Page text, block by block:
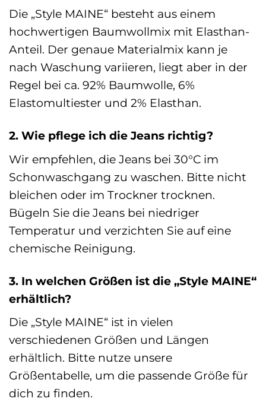
Die „Style MAINE“ besteht aus einem
hochwertigen Baumwollmix mit Elasthan-
Anteil. Der genaue Materialmix kann je
nach Waschung variieren, liegt aber in der
Regel bei ca. 92% Baumwolle, 6%
Elastomultiester und 2% Elasthan.
2. Wie pflege ich die Jeans richtig?
Wir empfehlen, die Jeans bei 30°C im
Schonwaschgang zu waschen. Bitte nicht
bleichen oder im Trockner trocknen.
Bügeln Sie die Jeans bei niedriger
Temperatur und verzichten Sie auf eine
chemische Reinigung.
3. In welchen Größen ist die „Style MAINE“
erhältlich?
Die „Style MAINE“ ist in vielen
verschiedenen Größen und Längen
erhältlich. Bitte nutze unsere
Größentabelle, um die passende Größe für
dich zu finden.